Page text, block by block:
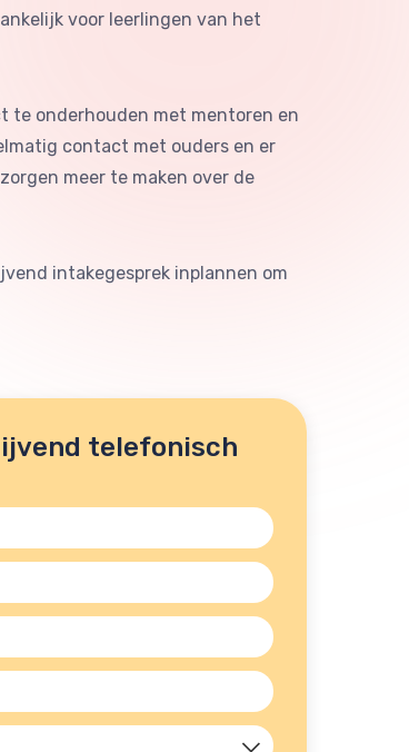
voor leerlingen van het
te onderhouden met mentoren en
contact met ouders en er
meer te maken over de
intakegesprek inplannen om
telefonisch